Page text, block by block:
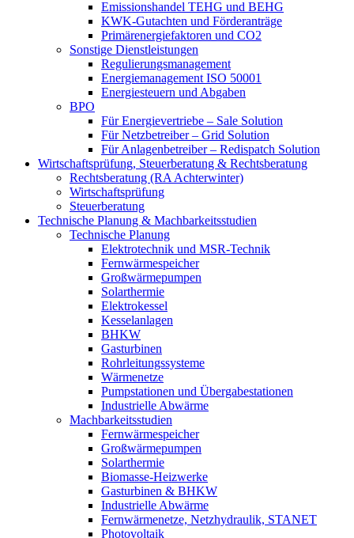
Emissionshandel TEHG und BEHG
KWK-Gutachten und Förderanträge
Primärenergiefaktoren und CO2
Sonstige Dienstleistungen
Regulierungsmanagement
Energiemanagement ISO 50001
Energiesteuern und Abgaben
BPO
Für Energievertriebe – Sale Solution
Für Netzbetreiber – Grid Solution
Für Anlagenbetreiber – Redispatch Solution
Wirtschaftsprüfung, Steuerberatung & Rechtsberatung
Rechtsberatung (RA Achterwinter)
Wirtschaftsprüfung
Steuerberatung
Technische Planung & Machbarkeitsstudien
Technische Planung
Elektrotechnik und MSR-Technik
Fernwärmespeicher
Großwärmepumpen
Solarthermie
Elektrokessel
Kesselanlagen
BHKW
Gasturbinen
Rohrleitungssysteme
Wärmenetze
Pumpstationen und Übergabestationen
Industrielle Abwärme
Machbarkeitsstudien
Fernwärmespeicher
Großwärmepumpen
Solarthermie
Biomasse-Heizwerke
Gasturbinen & BHKW
Industrielle Abwärme
Fernwärmenetze, Netzhydraulik, STANET
Photovoltaik